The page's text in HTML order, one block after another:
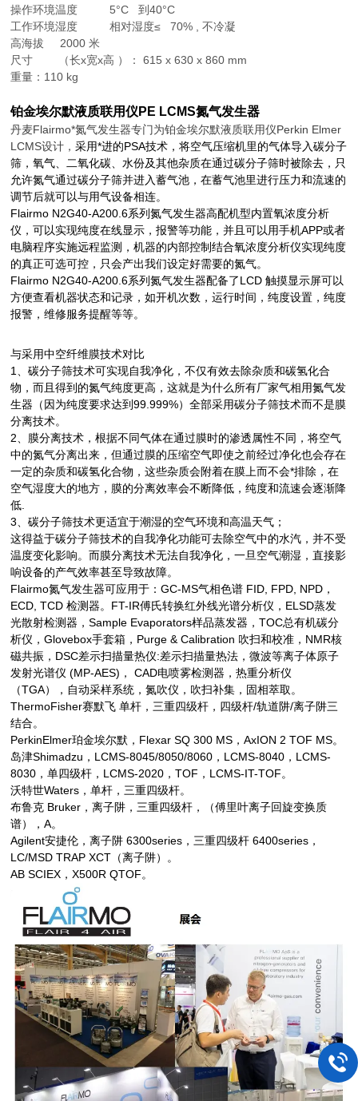
操作环境温度 5°C 到40°C
工作环境湿度 相对湿度≤ 70% , 不冷凝
高海拔 2000 米
尺寸 （长x宽x高 ）： 615 x 630 x 860 mm
重量：110 kg
铂金埃尔默液质联用仪PE LCMS氮气发生器
丹麦Flairmo*氮气发生器专门为铂金埃尔默液质联用仪Perkin Elmer
LCMS设计，采用*进的PSA技术，将空气压缩机里的气体导入碳分子
筛，氧气、二氧化碳、水份及其他杂质在通过碳分子筛时被除去，只
允许氮气通过碳分子筛并进入蓄气池，在蓄气池里进行压力和流速的
调节后就可以与用气设备相连。
Flairmo N2G40-A200.6系列氮气发生器高配机型内置氧浓度分析
仪，可以实现纯度在线显示，报警等功能，并且可以用手机APP或者
电脑程序实施远程监测，机器的内部控制结合氧浓度分析仪实现纯度
的真正可选可控，只会产出我们设定好需要的氮气。
Flairmo N2G40-A200.6系列氮气发生器配备了LCD触摸显示屏可以
方便查看机器状态和记录，如开机次数，运行时间，纯度设置，纯度
报警，维修服务提醒等等。
与采用中空纤维膜技术对比
1
、碳分子筛技术可实现自我净化，不仅有效去除杂质和碳氢化合
物，而且得到的氮气纯度更高，这就是为什么所有厂家气相用氮气发
生器（因为纯度要求达到99.999%）全部采用碳分子筛技术而不是膜
分离技术。
2 、膜分离技术，根据不同气体在通过膜时的渗透属性不同，将空气
中的氮气分离出来，但通过膜的压缩空气即使之前经过净化也会存在
一定的杂质和碳氢化合物，这些杂质会附着在膜上而不会*排除，在
空气湿度大的地方，膜的分离效率会不断降低，纯度和流速会逐渐降
低
3 、碳分子筛技术更适宜于潮湿的空气环境和高温天气；
这得益于碳分子筛技术的自我净化功能可去除空气中的水汽，并不受
温度变化影响。而膜分离技术无法自我净化，一旦空气潮湿，直接影
响设备的产气效率甚至导致故障。
Flairmo氮气发生器可应用于：GC-MS气相色谱 FID, FPD, NPD，
ECD, TCD 检测器。FT-IR傅氏转换红外线光谱分析仪，ELSD蒸发
光散射检测器，Sample Evaporators样品蒸发器，TOC总有机碳分
析仪，Glovebox手套箱，Purge & Calibration 吹扫和校准，NMR核
磁共振，DSC差示扫描量热仪:差示扫描量热法，微波等离子体原子
发射光谱仪 (MP-AES)， CAD电喷雾检测器，热重分析仪
（TGA），自动采样系统，氮吹仪，吹扫补集，固相萃取。
ThermoFisher赛默飞 单杆，三重四级杆，四级杆/轨道阱/离子阱三
结合。
PerkinElmer珀金埃尔默，Flexar SQ 300 MS，AxION 2 TOF MS。
岛津Shimadzu，LCMS-8045/8050/8060，LCMS-8040，LCMS-
8030，单四级杆，LCMS-2020，TOF，LCMS-IT-TOF。
沃特世Waters，单杆，三重四级杆。
布鲁克 Bruker，离子阱，三重四级杆，（傅里叶离子回旋变换质
谱），A。
Agilent安捷伦，离子阱 6300series，三重四级杆 6400series，
LC/MSD TRAP XCT（离子阱）。
AB SCIEX ，X500R QTOF。